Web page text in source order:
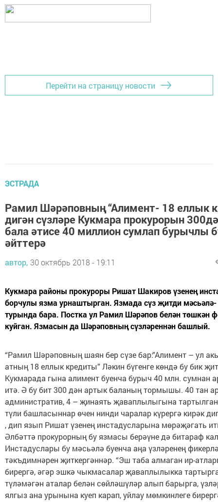
Перейти на страницу новости
ЭСТРАДА
Рамил Шәрәповның “Алимент- 18 еллык
дигән сүзләре Кукмара прокурорын
бала әтисе 40 миллион сумлап бурычлы
әйттерә
автор, 30 октябрь 2018 - 19:11
Кукмара районы прокуроры Ришат Шакиров үзенең
борчулы язма урнаштырган. Язмада сүз җитди
турында бара. Постка ул Рамил Шәрәпов белән төшкән
куйган. Язмасын да Шәрәповның сүзләреннән башлый.
“Рамил Шәрәповның шаян бер сүзе бар:”Алимент – ул
атның 18 еллык кредиты” Ләкин бүгенге көндә бу бик
Кукмарада гына алимент буенча бурыч 40 млн. сумнан
итә. Ә бу бит 300 дән артык баланың тормышы. 40 тан
административ, 4 – җинаять җаваплылыгына
түли башласыннар өчен нинди чаралар күрергә кирәк
, дип язып Ришат үзенең инстадусларына мөрәҗәгать
Әлбәттә прокурорның бу язмасы берәүне дә битараф
Инстадуслары бу мәсьәлә буенча аңа үзләренең
тәкъдимнәрен җиткергәннәр. “Эш таба алмаган ир-
бирергә, әгәр эшкә чыкмасалар җаваплылыкка
түләмәгән аталар белән сөйләшүләр алып барырга,
ялгыз ана урынына куеп карап, уйлау мөмкинлеге